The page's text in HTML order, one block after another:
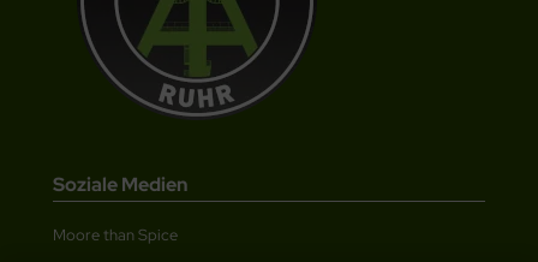
Soziale Medien
Moore than Spice